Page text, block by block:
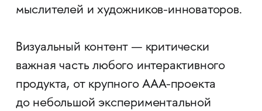
мыслителей и художников-инноваторов.
Визуальный контент — критически
важная часть любого интерактивного
продукта, от крупного ААА-проекта
до небольшой экспериментальной